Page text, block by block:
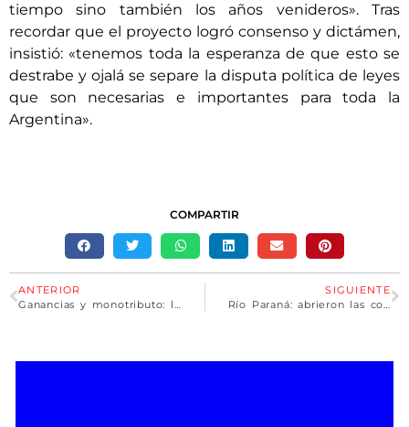
tiempo sino también los años venideros». Tras
recordar que el proyecto logró consenso y dictámen,
insistió: «tenemos toda la esperanza de que esto se
destrabe y ojalá se separe la disputa política de leyes
que son necesarias e importantes para toda la
Argentina».
COMPARTIR
ANTERIOR
SIGUIENTE